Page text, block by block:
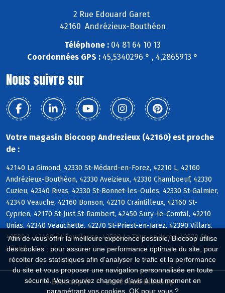
Afin de vous offrir la meilleure expérience possible, Biocoop utilise
des cookies : pour assurer une performance optimale du site, pour
récolter des statistiques afin d'analyser le trafic et la performance
du site et vous proposer une navigation personnalisée en toute
sécurité. Vous pouvez changer d'avis à tout moment en
paramétrant vos cookies. OK pour vous ?
2 Rue Edouard Garet
42160 Andrézieux-Bouthéon
Téléphone : 04 81 64 10 13
Coordonnées GPS : 45,5340296 ° , 4,2865913 °
Nous suivre sur
Votre magasin Biocoop Andrezieux (42160) est proche
de :
42140 La Gimond, 42330 St-Médard-en-Forez, 42210 L, 42160
Andrézieux-Bouthéon, 42330 Aveizieux, 42330 Chamboeuf, 42330
Cuzieu, 42340 Rivas, 42330 St-Bonnet-les-Oules, 42330 St-Galmier,
42340 Veauche, 42160 Bonson, 42210 Craintilleux, 42160 St-
Cyprien, 42170 St-Just-St-Rambert, 42450 Sury-le-Comtal, 42210
Unias, 42340 Veauchette, 42270 St-Priest-en-Jarez, 42390 Villars,
42580 L, 42480 La Fouillouse, 42580 La Tour-en-Jarez, 42570 St-
Héand
Biocoop.fr
Le réseau Biocoop